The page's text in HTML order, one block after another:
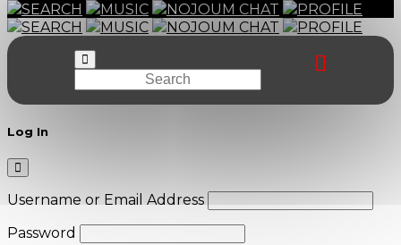
SEARCH
MUSIC NOJOUM CHAT
PROFILE
SEARCH
MUSIC NOJOUM CHAT PROFILE
Log In
Username or Email Address
Password